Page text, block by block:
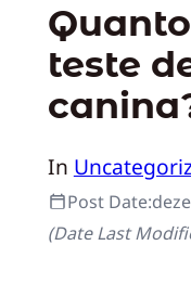
teste
In
Post Date:
(Date Last